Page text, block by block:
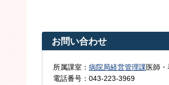
お問い合わせ
所属課室： 病院局経営管理課医師
電話番号：043-223-3969